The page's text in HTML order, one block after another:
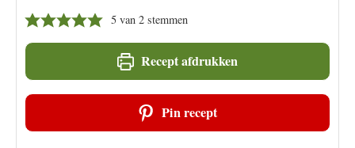
5van 2stemmen
Recept afdrukken
Pin recept